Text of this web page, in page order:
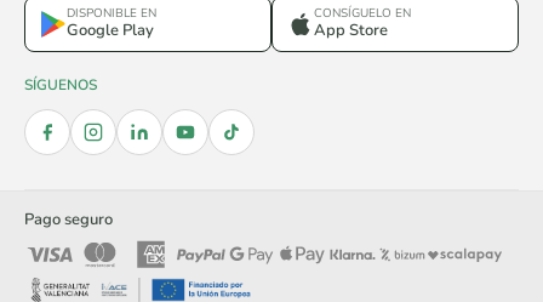
DISPONIBLE EN
Google Play
CONSÍGUELO EN
App Store
SÍGUENOS
Pago seguro